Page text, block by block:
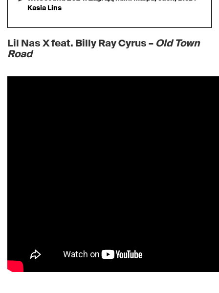
Kasia Lins
Lil Nas X feat. Billy Ray Cyrus – Old Town
Road